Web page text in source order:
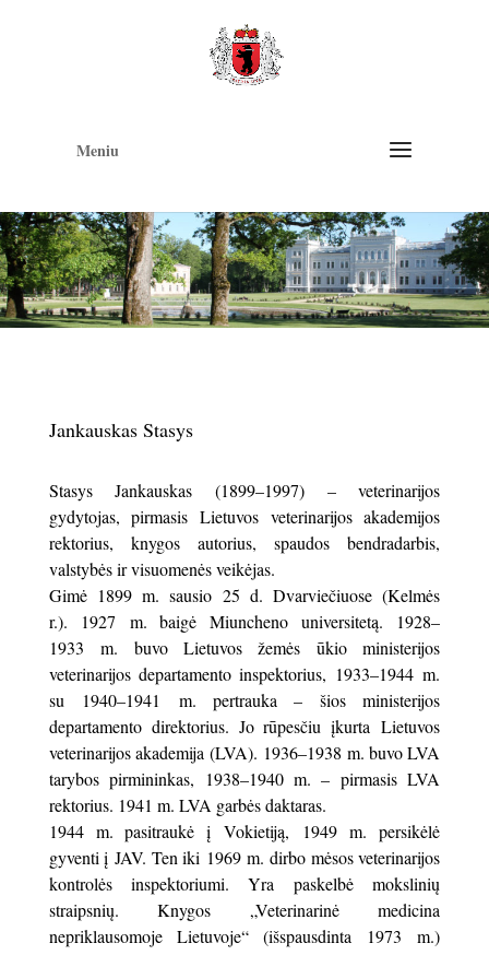
Meniu
Jankauskas Stasys
Stasys Jankauskas (1899–1997) – veterinarijos
gydytojas, pirmasis Lietuvos veterinarijos akademijos
rektorius, knygos autorius, spaudos bendradarbis,
valstybės ir visuomenės veikėjas.
Gimė 1899 m. sausio 25 d. Dvarviečiuose (Kelmės
r.). 1927 m. baigė Miuncheno universitetą. 1928–
1933 m. buvo Lietuvos žemės ūkio ministerijos
veterinarijos departamento inspektorius, 1933–1944 m.
su 1940–1941 m. pertrauka – šios ministerijos
departamento direktorius. Jo rūpesčiu įkurta Lietuvos
veterinarijos akademija (LVA). 1936–1938 m. buvo LVA
tarybos pirmininkas, 1938–1940 m. – pirmasis LVA
rektorius. 1941 m. LVA garbės daktaras.
1944 m. pasitraukė į Vokietiją, 1949 m. persikėlė
gyventi į JAV. Ten iki 1969 m. dirbo mėsos veterinarijos
kontrolės inspektoriumi. Yra paskelbė mokslinių
straipsnių. Knygos „Veterinarinė medicina
nepriklausomoje Lietuvoje“ (išspausdinta 1973 m.)